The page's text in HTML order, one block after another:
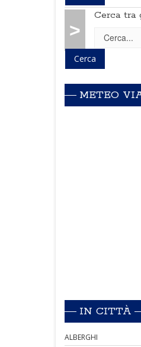
>
Cerca tra
METEO
IN CITTÀ
ALBERGHI